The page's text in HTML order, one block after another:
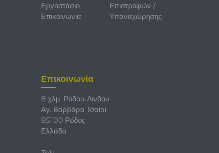
Εργοστάσιο
Επικοινωνία
Επιστροφών /
Υπαναχώρησης
Επικοινωνία
8 χλμ. Ροδου-Λινδου
Αγ. Βαρβάρα Τσαίρι
85100 Ρόδος
Ελλάδα